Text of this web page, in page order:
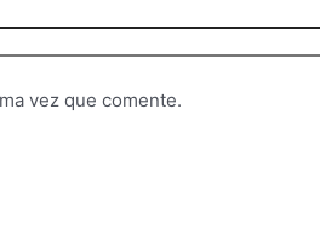
vez que comente.